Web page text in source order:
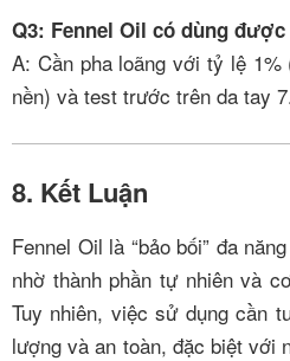
Q3: Fennel Oil có dùng
A: Cần pha loãng với tỷ lệ
nền) và test trước trên da tay 7
8. Kết Luận
Fennel Oil là “bảo bối” đa
nhờ thành phần tự nhiên và
Tuy nhiên, việc sử dụng cần
lượng và an toàn, đặc biệt với